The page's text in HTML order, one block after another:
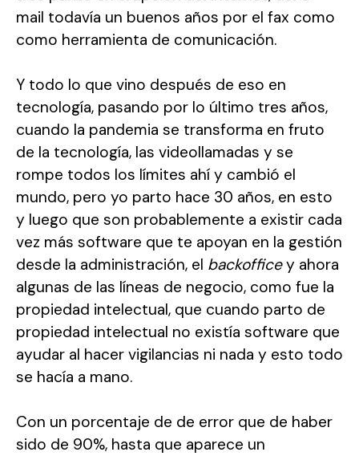
mail todavía un buenos años por el fax como
como herramienta de comunicación.
Y todo lo que vino después de eso en
tecnología, pasando por lo último tres años,
cuando la pandemia se transforma en fruto
de la tecnología, las videollamadas y se
rompe todos los límites ahí y cambió el
mundo, pero yo parto hace 30 años, en esto
y luego que son probablemente a existir cada
vez más software que te apoyan en la gestión
desde la administración, el backofficey ahora
algunas de las líneas de negocio, como fue la
propiedad intelectual, que cuando parto de
propiedad intelectual no existía software que
ayudar al hacer vigilancias ni nada y esto todo
se hacía a mano.
Con un porcentaje de de error que de haber
sido de 90%, hasta que aparece un